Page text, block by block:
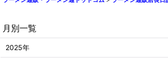
月別一覧
2025年